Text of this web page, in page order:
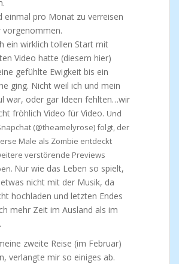
einmal pro Monat zu verreisen
vorgenommen.
ein wirklich tollen Start mit
Video hatte (diesem hier)
gefühlte Ewigkeit bis ein
ging. Nicht weil ich und mein
war, oder gar Ideen fehlten…wir
fröhlich Video für Video. Und
(@theamelyrose) folgt, der
Male als Zombie entdeckt
verstörende Previews
Nur wie das Leben so spielt,
nicht mit der Musik, da
hochladen und letzten Endes
mehr Zeit im Ausland als im
zweite Reise (im Februar)
verlangte mir so einiges ab.